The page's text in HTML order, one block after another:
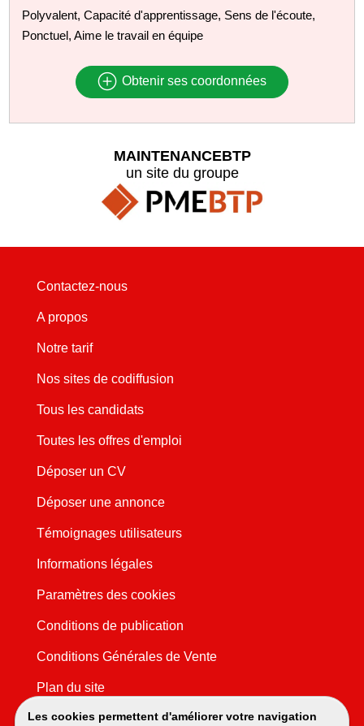
Polyvalent, Capacité d'apprentissage, Sens de l'écoute,
Ponctuel, Aime le travail en équipe
Obtenir ses coordonnées
Les cookies permettent d'améliorer votre navigation
MAINTENANCEBTP
un site du groupe
Contactez-nous
A propos
Notre tarif
Nos sites de codiffusion
Tous les candidats
Toutes les offres d'emploi
Déposer un CV
Déposer une annonce
Témoignages utilisateurs
Informations légales
Paramètres des cookies
Conditions de publication
Conditions Générales de Vente
Plan du site